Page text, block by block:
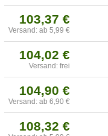
103,37 €
Versand: ab 5,99 €
104,02 €
Versand: frei
104,90 €
Versand: ab 6,90 €
108,32 €